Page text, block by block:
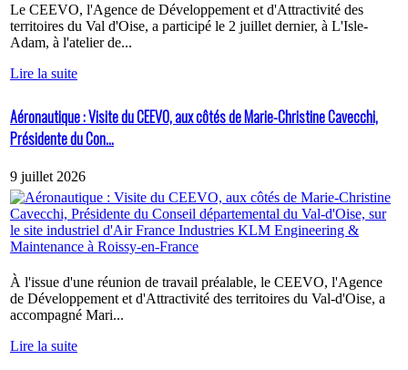
Le CEEVO, l'Agence de Développement et d'Attractivité des
territoires du Val d'Oise, a participé le 2 juillet dernier, à L'Isle-
Adam, à l'atelier de...
Lire la suite
Aéronautique : Visite du CEEVO, aux côtés de Marie-Christine Cavecchi,
Présidente du Con...
9 juillet 2026
À l'issue d'une réunion de travail préalable, le CEEVO, l'Agence
de Développement et d'Attractivité des territoires du Val-d'Oise, a
accompagné Mari...
Lire la suite